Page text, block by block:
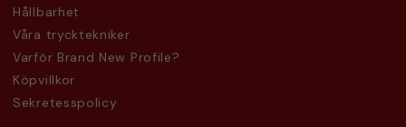
Hållbarhet
Våra trycktekniker
Varför Brand New Profile?
Köpvillkor
Sekretesspolicy